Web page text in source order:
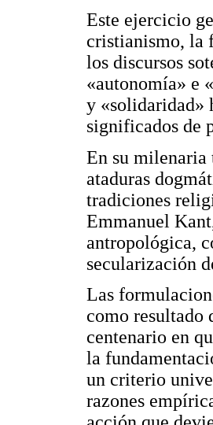
Este ejercicio
cristianismo, la
los discursos
«autonomía» e
y «solidaridad»
significados de
En su milenaria
ataduras
tradiciones
Emmanuel
antropológica,
secularización
Las
como resultado
centenario en
la
un criterio
razones